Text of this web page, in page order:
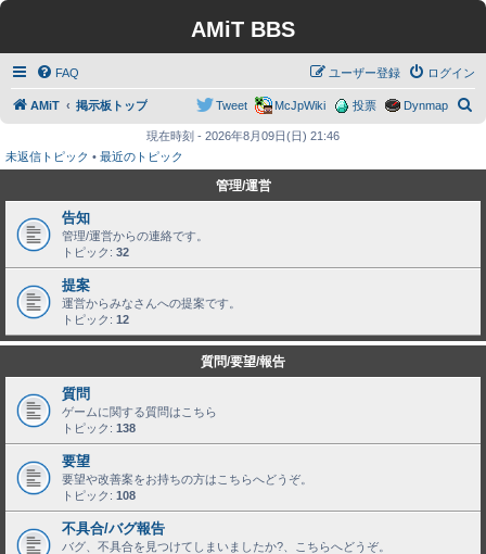
AMiT BBS
FAQ ログイン
ユーザー登録
AMiT 掲示板トップ Dynmap
投票
McJpWiki
Tweet
現在時刻 - 2026年8月09日(日) 21:46
未返信トピック • 最近のトピック
管理/運営
告知
管理/運営からの連絡です。
トピック: 32
提案
運営からみなさんへの提案です。
トピック: 12
質問/要望/報告
質問
ゲームに関する質問はこちら
トピック: 138
要望
要望や改善案をお持ちの方はこちらへどうぞ。
トピック: 108
不具合/バグ報告
バグ、不具合を見つけてしまいましたか?、こちらへどうぞ。